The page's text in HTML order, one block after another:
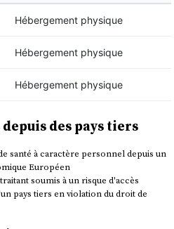
Hébergement physique
Hébergement physique
Hébergement physique
des pays tiers
santé à caractère personnel depuis un
Européen
soumis à un risque d'accès
pays tiers en violation du droit de